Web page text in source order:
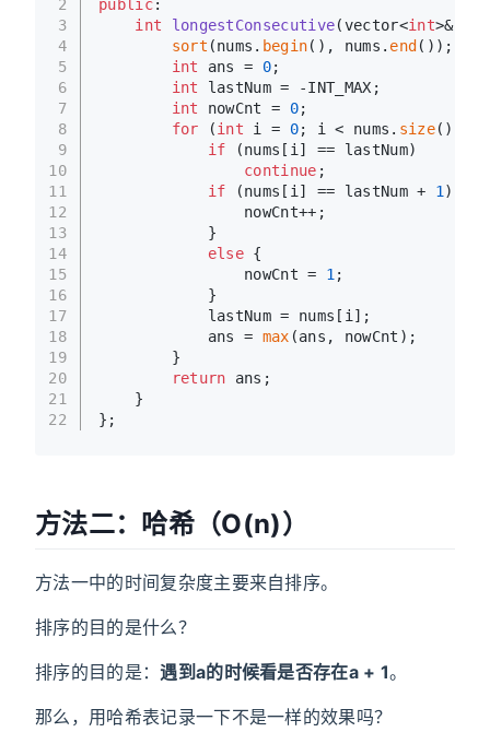
2
3
4
5
6
7
8
9
10
11
12
13
14
15
16
17
18
19
20
21
22
public:
int
longestConsecutive(vector<int>&
sort (nums. begin(), nums. end ());
int ans = 0;
int lastNum = -INT_MAX;
int nowCnt = 0;
for (int i = 0; i < nums. size();
if (nums[i] == lastNum)
continue ;
if (nums[i] == lastNum + 1 ) {
                nowCnt++;
            }
else {
                nowCnt =
1 ;
            }
            lastNum = nums[i];
            ans =
max (ans, nowCnt);
        }
return ans;
    }
};
方法二：哈希（O(n)）
方法一中的时间复杂度主要来自排序。
排序的目的是什么？
排序的目的是：遇到a的时候看是否存在a + 1。
那么，用哈希表记录一下不是一样的效果吗？